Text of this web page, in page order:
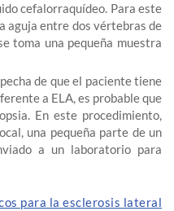
cefalorraquídeo. Para este
aguja entre dos vértebras de
toma una pequeña muestra
de que el paciente tiene
a ELA, es probable que
En este procedimiento,
una pequeña parte de un
a un laboratorio para
para la esclerosis lateral